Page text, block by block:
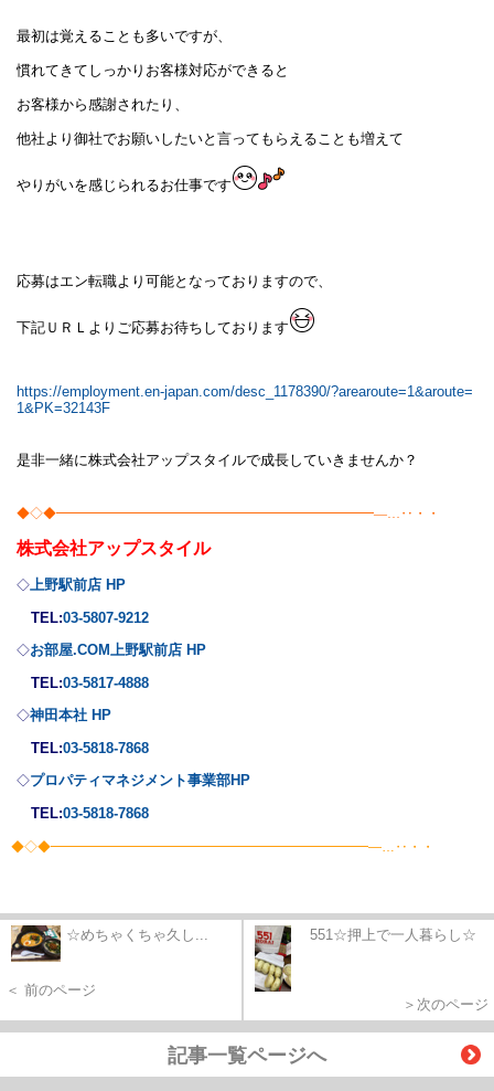
最初は覚えることも多いですが、
慣れてきてしっかりお客様対応ができると
お客様から感謝されたり、
他社より御社でお願いしたいと言ってもらえることも増えて
やりがいを感じられるお仕事です
応募はエン転職より可能となっておりますので、
下記ＵＲＬよりご応募お待ちしております
https://employment.en-japan.com/desc_1178390/?arearoute=1&aroute=
1&PK=32143F
是非一緒に株式会社アップスタイルで成長していきませんか？
◆◇◆━━━━━━━━━━━━━━━━━━━━━━━━―…‥・・
株式会社アップスタイル
◇上野駅前店 HP
TEL:03-5807-9212
◇お部屋.COM上野駅前店 HP
TEL:03-5817-4888
◇神田本社 HP
TEL:03-5818-7868
◇プロパティマネジメント事業部HP
TEL:03-5818-7868
◆◇◆━━━━━━━━━━━━━━━━━━━━━━━━―…‥・・
☆めちゃくちゃ久し...
＜ 前のページ
551☆押上で一人暮らし☆
＞次のページ
記事一覧ページへ